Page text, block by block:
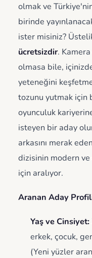
olmak ve
birinde
ister misiniz?
ücretsizdir.
olmasa bile,
yeteneğini
tozunu yutmak için
oyunculuk
isteyen bir aday
arkasını merak
dizisinin modern ve
için aralıyor.
Aranan Aday
Yaş ve Cinsiyet:
erkek, çocuk,
(Yeni yüzler